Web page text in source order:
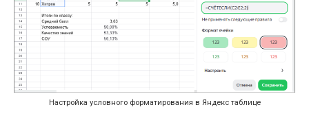
Настройка условного форматирования в Яндекс таблице